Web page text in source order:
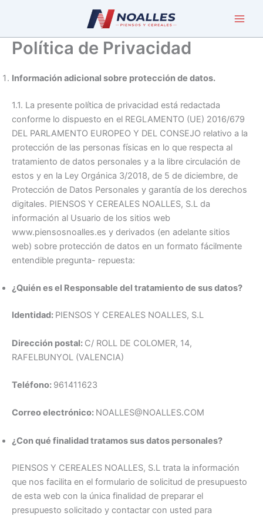
contenido
Política de Privacidad
Información adicional sobre protección de datos.
1.1. La presente política de privacidad está redactada
conforme lo dispuesto en el REGLAMENTO (UE) 2016/679
DEL PARLAMENTO EUROPEO Y DEL CONSEJO relativo a la
protección de las personas físicas en lo que respecta al
tratamiento de datos personales y a la libre circulación de
estos y en la Ley Orgánica 3/2018, de 5 de diciembre, de
Protección de Datos Personales y garantía de los derechos
digitales. PIENSOS Y CEREALES NOALLES, S.L da
información al Usuario de los sitios web
www.piensosnoalles.es y derivados (en adelante sitios
web) sobre protección de datos en un formato fácilmente
entendible pregunta- repuesta:
¿Quién es el Responsable del tratamiento de sus datos?
Identidad: PIENSOS Y CEREALES NOALLES, S.L
Dirección postal: C/ ROLL DE COLOMER, 14,
RAFELBUNYOL (VALENCIA)
Teléfono: 961411623
Correo electrónico: NOALLES@NOALLES.COM
¿Con qué finalidad tratamos sus datos personales?
PIENSOS Y CEREALES NOALLES, S.L trata la información
que nos facilita en el formulario de solicitud de presupuesto
de esta web con la única finalidad de preparar el
presupuesto solicitado y contactar con usted para